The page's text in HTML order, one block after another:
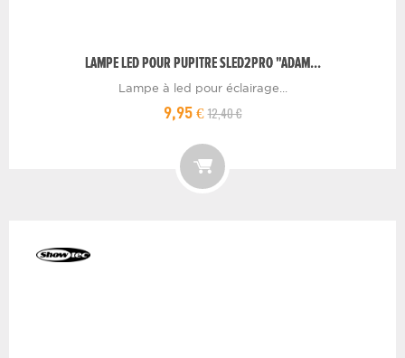
LAMPE LED POUR PUPITRE SLED2PRO "ADAM...
Lampe à led pour éclairage...
9,95 €12,40 €